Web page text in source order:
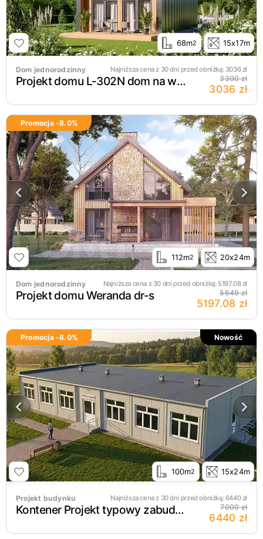
68m2 15x17m
Dom jednorodzinny Najniższa cena z 30 dni przed obniżką: 3036zł
Projekt domu L-302N dom na wąską działkę 3300 zł
3036 zł
Promocja -8.0%
112m2 20x24m
Dom jednorodzinny Najniższa cena z 30 dni przed obniżką: 5197.08zł
Projekt domu Weranda dr-s 5649 zł
5197.08 zł
Promocja -8.0% Nowość
100m2 15x24m
Projekt budynku Najniższa cena z 30 dni przed obniżką:6440zł
Kontener Projekt typowy zabudowa kontenerowa 6mx6mx3m (6 kontenerów) 7000 zł
6440 zł